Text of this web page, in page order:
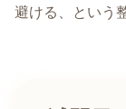
避ける、という